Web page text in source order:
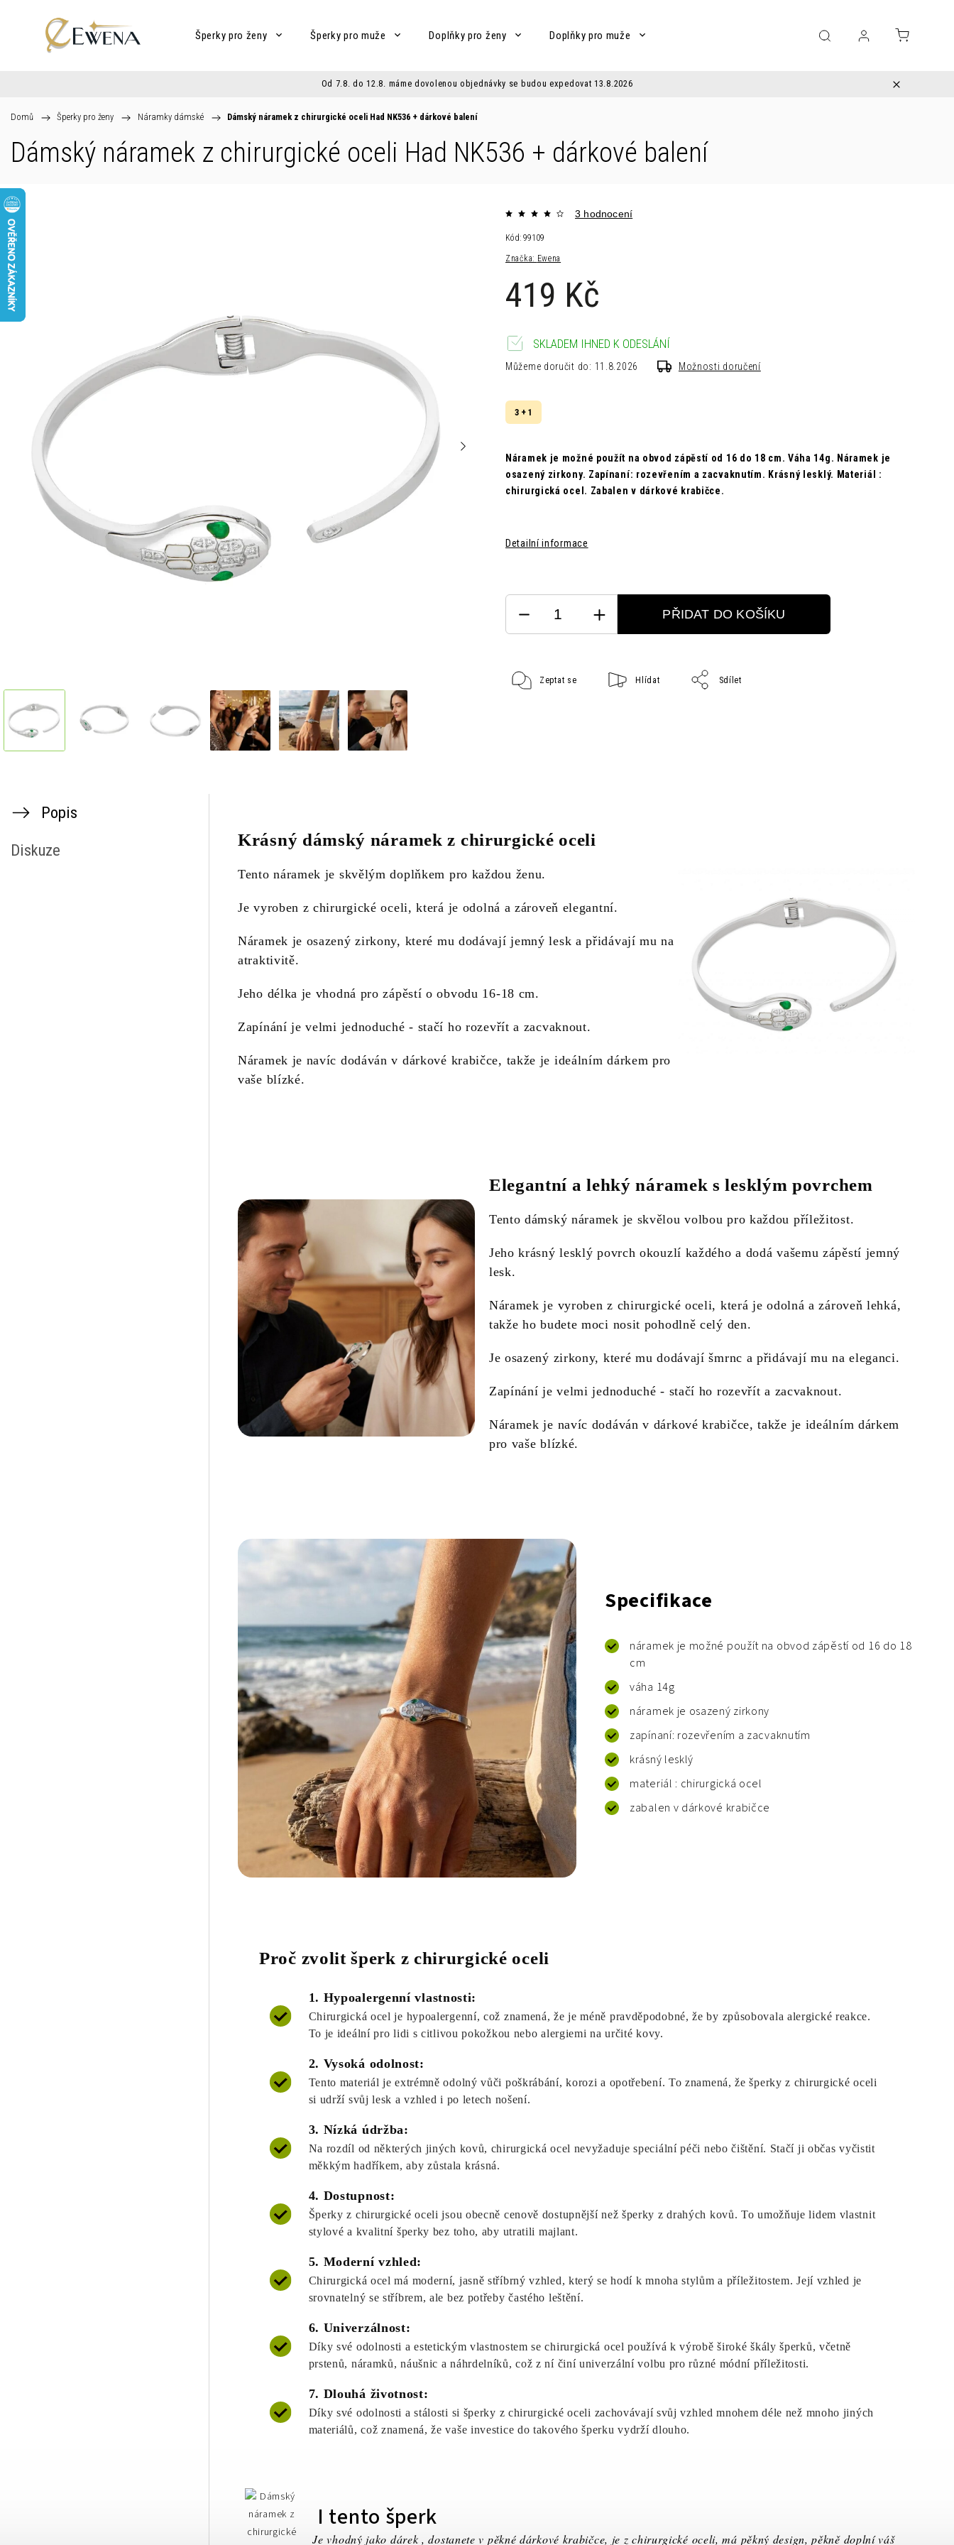
Šperky pro ženy Šperky pro muže Doplňky pro ženy Doplňky pro muže Výprodej Bižuterie
Od 7.8. do 12.8. máme dovolenou objednávky se budou expedovat 13.8.2026
Domů / Šperky pro ženy / Náramky dámské / Dámský náramek z chirurgické oceli Had NK536 + dárkové balení
Dámský náramek z chirurgické oceli Had NK536 + dárkové balení
Značka: Ewena
3 hodnocení
419 Kč
Kód: 99109
3 + 1
Náramek je možné použít na obvod zápěstí od 16 do 18 cm. Váha 14g. Náramek je
osazený zirkony. Zapínaní: rozevřením a zacvaknutím. Krásný lesklý. Materiál :
chirurgická ocel. Zabalen v dárkové krabičce.
Detailní informace
SKLADEM IHNED K ODESLÁNÍ
Můžeme doručit do: 11.8.2026 Možnosti doručení
PŘIDAT DO KOŠÍKU
Zeptat se Hlídat Sdílet
Popis
Diskuze
Krásný dámský náramek z chirurgické oceli
Tento náramek je skvělým doplňkem pro každou ženu.
Je vyroben z chirurgické oceli, která je odolná a zároveň elegantní.
Náramek je osazený zirkony, které mu dodávají jemný lesk a přidávají mu na
atraktivitě.
Jeho délka je vhodná pro zápěstí o obvodu 16-18 cm.
Zapínání je velmi jednoduché - stačí ho rozevřít a zacvaknout.
Náramek je navíc dodáván v dárkové krabičce, takže je ideálním dárkem pro
vaše blízké.
Elegantní a lehký náramek s lesklým povrchem
Tento dámský náramek je skvělou volbou pro každou příležitost.
Jeho krásný lesklý povrch okouzlí každého a dodá vašemu zápěstí jemný
lesk.
Náramek je vyroben z chirurgické oceli, která je odolná a zároveň lehká,
takže ho budete moci nosit pohodlně celý den.
Je osazený zirkony, které mu dodávají šmrnc a přidávají mu na eleganci.
Zapínání je velmi jednoduché - stačí ho rozevřít a zacvaknout.
Náramek je navíc dodáván v dárkové krabičce, takže je ideálním dárkem
pro vaše blízké.
Specifikace
náramek je možné použít na obvod zápěstí od 16 do 18
cm
váha 14g
náramek je osazený zirkony
zapínaní: rozevřením a zacvaknutím
krásný lesklý
materiál : chirurgická ocel
zabalen v dárkové krabičce
Proč zvolit šperk z chirurgické oceli
1. Hypoalergenní vlastnosti:
Chirurgická ocel je hypoalergenní, což znamená, že je méně pravděpodobné, že by způsobovala alergické reakce.
To je ideální pro lidi s citlivou pokožkou nebo alergiemi na určité kovy.
2. Vysoká odolnost:
Tento materiál je extrémně odolný vůči poškrábání, korozi a opotřebení. To znamená, že šperky z chirurgické oceli
si udrží svůj lesk a vzhled i po letech nošení.
3. Nízká údržba:
Na rozdíl od některých jiných kovů, chirurgická ocel nevyžaduje speciální péči nebo čištění. Stačí ji občas vyčistit
měkkým hadříkem, aby zůstala krásná.
4. Dostupnost:
Šperky z chirurgické oceli jsou obecně cenově dostupnější než šperky z drahých kovů. To umožňuje lidem vlastnit
stylové a kvalitní šperky bez toho, aby utratili majlant.
5. Moderní vzhled:
Chirurgická ocel má moderní, jasně stříbrný vzhled, který se hodí k mnoha stylům a příležitostem. Její vzhled je
srovnatelný se stříbrem, ale bez potřeby častého leštění.
6. Univerzálnost:
Díky své odolnosti a estetickým vlastnostem se chirurgická ocel používá k výrobě široké škály šperků, včetně
prstenů, náramků, náušnic a náhrdelníků, což z ní činí univerzální volbu pro různé módní příležitosti.
7. Dlouhá životnost:
Díky své odolnosti a stálosti si šperky z chirurgické oceli zachovávají svůj vzhled mnohem déle než mnoho jiných
materiálů, což znamená, že vaše investice do takového šperku vydrží dlouho.
I tento šperk
Je vhodný jako dárek , dostanete v pěkné dárkové krabičce, je z chirurgické oceli, má pěkný design, pěkně doplní váš